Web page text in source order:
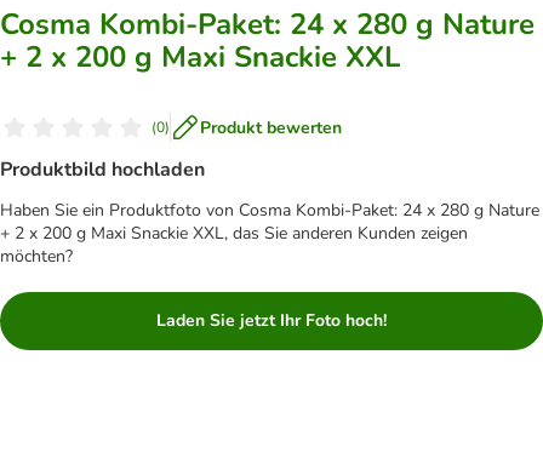
Cosma Kombi-Paket: 24 x 280 g Nature
+ 2 x 200 g Maxi Snackie XXL
(0) Produkt bewerten
Produktbild hochladen
Haben Sie ein Produktfoto von Cosma Kombi-Paket: 24 x 280 g Nature
+ 2 x 200 g Maxi Snackie XXL, das Sie anderen Kunden zeigen
möchten?
Laden Sie jetzt Ihr Foto hoch!